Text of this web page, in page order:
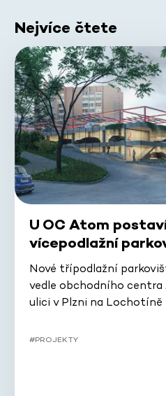
Nejvíce čtete
U OC Atom
vícepodlažní
Nové třípodlažní
vedle obchodního centra
ulici v Plzni na Lochotíně
#PROJEKTY